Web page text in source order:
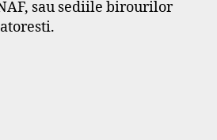
sau sediile birourilor